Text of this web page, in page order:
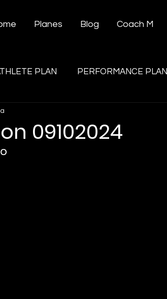
Planes Blog Coach M
PLAN PERFORMANCE PLAN
09102024